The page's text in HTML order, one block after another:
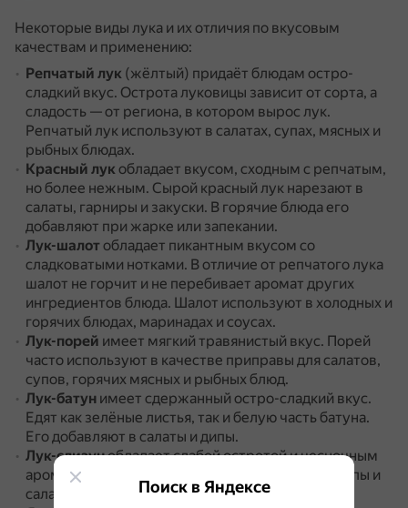
Некоторые виды лука и их отличия по вкусовым
качествам и применению:
Репчатый лук (жёлтый) придаёт блюдам остро-
сладкий вкус. Острота луковицы зависит от сорта, а
сладость — от региона, в котором вырос лук.
Репчатый лук используют в салатах, супах, мясных и
рыбных блюдах.
Красный лукобладает вкусом, сходным с репчатым,
но более нежным. Сырой красный лук нарезают в
салаты, гарниры и закуски. В горячие блюда его
добавляют при жарке или запекании.
Лук-шалотобладает пикантным вкусом со
сладковатыми нотками. В отличие от репчатого лука
шалот не горчит и не перебивает аромат других
ингредиентов блюда. Шалот используют в холодных и
горячих блюдах, маринадах и соусах.
Лук-порей имеет мягкий травянистый вкус. Порей
часто используют в качестве приправы для салатов,
супов, горячих мясных и рыбных блюд.
Лук-батун имеет сдержанный остро-сладкий вкус.
Едят как зелёные листья, так и белую часть батуна.
Его добавляют в салаты и дипы.
Лук-слизунобладает слабой остротой и чесночным
ароматом.
Слизун добавляют в сыром виде в супы и
салаты, блюда из мяса, рыбы и птицы.
Поиск в Яндексе